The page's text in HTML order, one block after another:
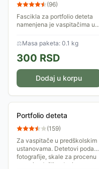
(96)
Fascikla za portfolio deteta
namenjena je vaspitačima u
dodatak je radnim listovima.
Latinica.
⚖Masa paketa: 0.1 kg
300 RSD
Dodaj u korpu
Portfolio deteta
(159)
Za vaspitače u predškolskim
ustanovama. Detetovi podaci,
fotografije, skale za procenu
razvoja, dečji radovi...